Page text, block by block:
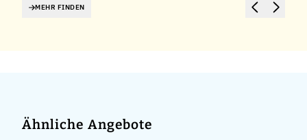
MEHR FINDEN
Ähnliche Angebote